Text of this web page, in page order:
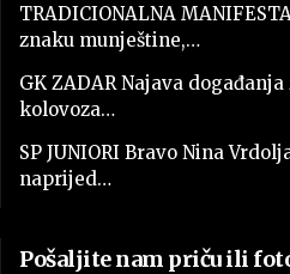
TRADICIONALNA
znaku munještine,…
GK ZADAR Najava događanja
kolovoza…
SP JUNIORI Bravo Nina
naprijed…
Pošaljite nam priču ili